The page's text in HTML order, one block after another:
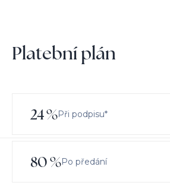
Platební plán
24%Při podpisu*
80%Po předání